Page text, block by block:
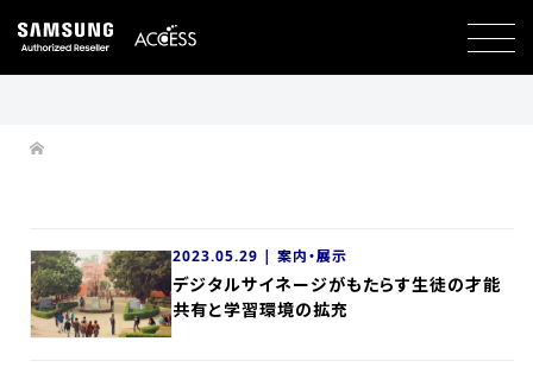
2023.05.29 | 案内・展示
デジタルサイネージがもたらす生徒の才能
共有と学習環境の拡充